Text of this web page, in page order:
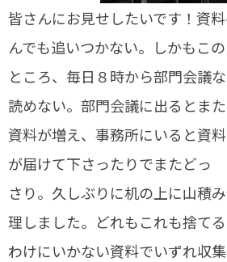
皆さんにお見せしたいです！資
んでも追いつかない。しかもこの
ところ、毎日８時から部門会議
読めない。部門会議に出るとまた
資料が増え、事務所にいると資
が届けて下さったりでまたどっ
さり。久しぶりに机の上に山積
理しました。どれもこれも捨てる
わけにいかない資料でいずれ収